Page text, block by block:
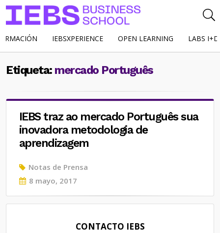
IEBSXPERIENCE OPEN LEARNING LABS
Etiqueta: mercado Português
IEBS traz ao mercado Português sua
inovadora metodologia de
aprendizagem
Notas de Prensa
Posted
8 mayo, 2017
CONTACTO IEBS